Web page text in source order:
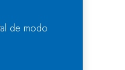
2016
de modo